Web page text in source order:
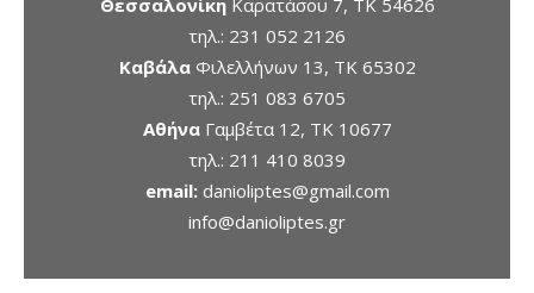
ΘεσσαλονίκηΚαρατάσου 7, TK 54626
τηλ.: 231 052 2126
ΚαβάλαΦιλελλήνων 13, ΤΚ 65302
τηλ.: 251 083 6705
ΑθήναΓαμβέτα 12, ΤΚ 10677
τηλ.: 211 410 8039
email: danioliptes@gmail.com
info@danioliptes.gr